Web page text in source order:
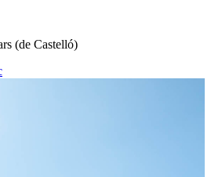
(de Castelló)